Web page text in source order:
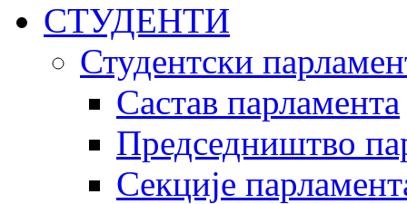
СТУДЕНТИ
Студентски
Састав парламента
Председништво
Секције